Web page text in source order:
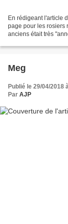
En rédigeant l'article
page pour les rosiers
anciens était très
Meg
Publié le 29/04/2018
Par AJP